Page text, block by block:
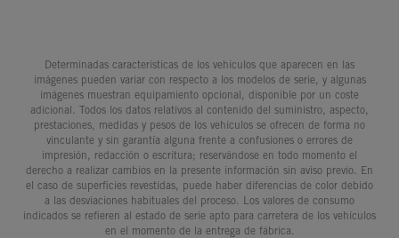
Determinadas características de los vehículos que aparecen en las
imágenes pueden variar con respecto a los modelos de serie, y algunas
imágenes muestran equipamiento opcional, disponible por un coste
adicional. Todos los datos relativos al contenido del suministro, aspecto,
prestaciones, medidas y pesos de los vehículos se ofrecen de forma no
vinculante y sin garantía alguna frente a confusiones o errores de
impresión, redacción o escritura; reservándose en todo momento el
derecho a realizar cambios en la presente información sin aviso previo. En
el caso de superficies revestidas, puede haber diferencias de color debido
a las desviaciones habituales del proceso. Los valores de consumo
indicados se refieren al estado de serie apto para carretera de los vehículos
en el momento de la entrega de fábrica.